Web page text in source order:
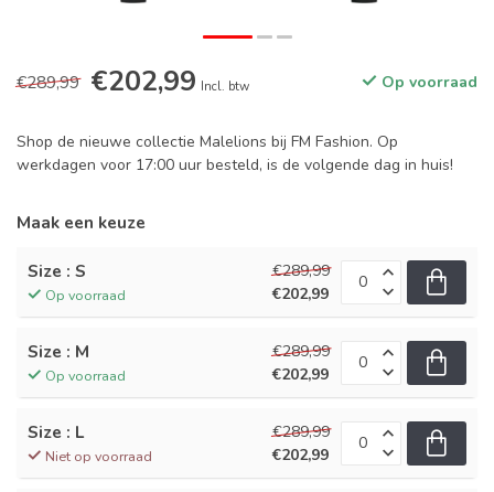
€289,99 €202,99 Incl. btw Op voorraad
Shop de nieuwe collectie Malelions bij FM Fashion. Op
werkdagen voor 17:00 uur besteld, is de volgende dag in huis!
Maak een keuze
Size : S
Op voorraad
€289,99
€202,99
Size : M
Op voorraad
€289,99
€202,99
Size : L
Niet op voorraad
€289,99
€202,99